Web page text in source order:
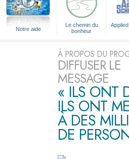
Notre aide
Le chemin du
bonheur
À PROPOS DU
DIFFUSER LE
MESSAGE
« ILS ONT
ILS ONT
À DES
DE